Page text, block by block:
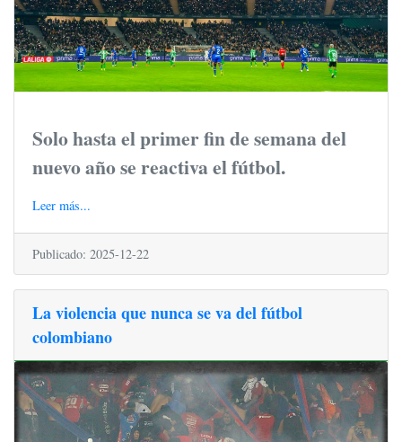
Solo hasta el primer fin de semana del
nuevo año se reactiva el fútbol.
Leer más...
Publicado: 2025-12-22
La violencia que nunca se va del fútbol
colombiano